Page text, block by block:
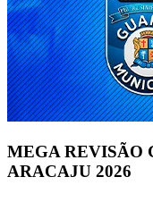
MEGA REVISÃO
ARACAJU 2026